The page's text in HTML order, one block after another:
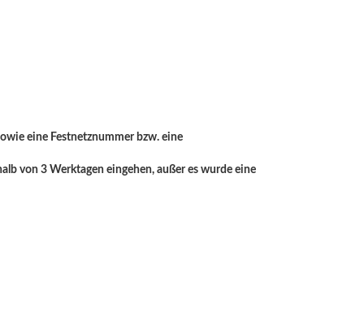
eine Festnetznummer bzw. eine
von 3 Werktagen eingehen, außer es wurde eine